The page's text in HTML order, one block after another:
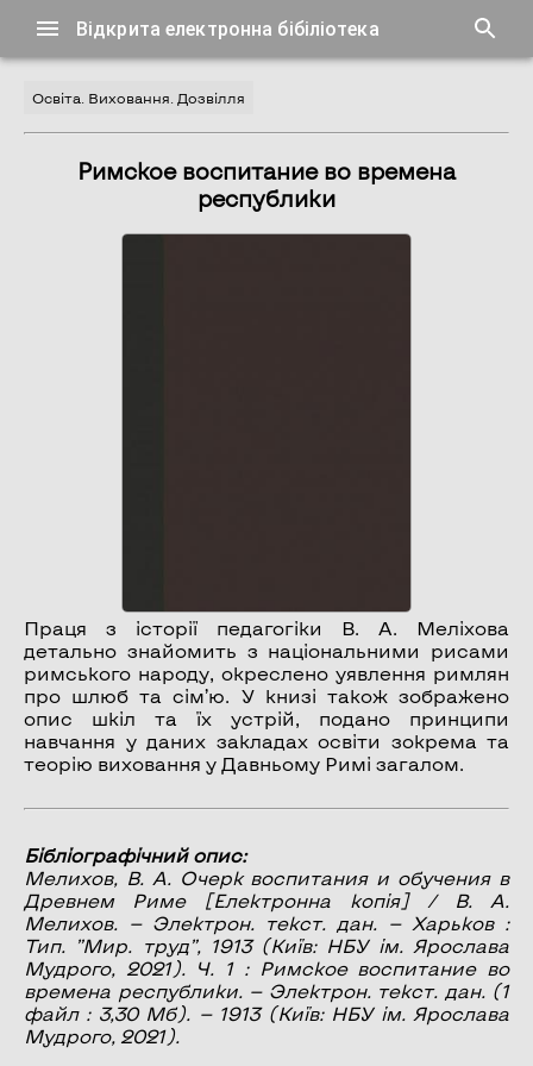
Відкрита електронна бібіліотека
Освіта. Виховання. Дозвілля
Римское воспитание во времена
республики
Праця з історії педагогіки В. А. Меліхова
детально знайомить з національними рисами
римського народу, окреслено уявлення римлян
про шлюб та сім’ю. У книзі також зображено
опис шкіл та їх устрій, подано принципи
навчання у даних закладах освіти зокрема та
теорію виховання у Давньому Римі загалом.
Бібліографічний опис:
Мелихов, В. А.
Очерк воспитания и обучения в
Древнем Риме[Електронна копія] / В. А.
Мелихов. — Электрон. текст. дан. — Харьков :
Тип. ”Мир. труд”, 1913 (Київ: НБУ ім. Ярослава
Мудрого, 2021). Ч. 1 : Римское воспитание во
времена республики. — Электрон. текст. дан. (1
файл : 3,30 Мб). — 1913 (Київ: НБУ ім. Ярослава
Мудрого, 2021).